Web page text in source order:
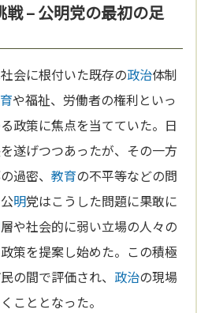
– 公明党の最初の足
会に根付いた既存の政治体制
や福祉、労働者の権利といっ
政策に焦点を当てていた。日
遂げつつあったが、その一方
過密、教育の不平等などの問
明党はこうした問題に果敢に
層や社会的に弱い立場の人々の
策を提案し始めた。この積極
の間で評価され、 政治の現場
こととなった。